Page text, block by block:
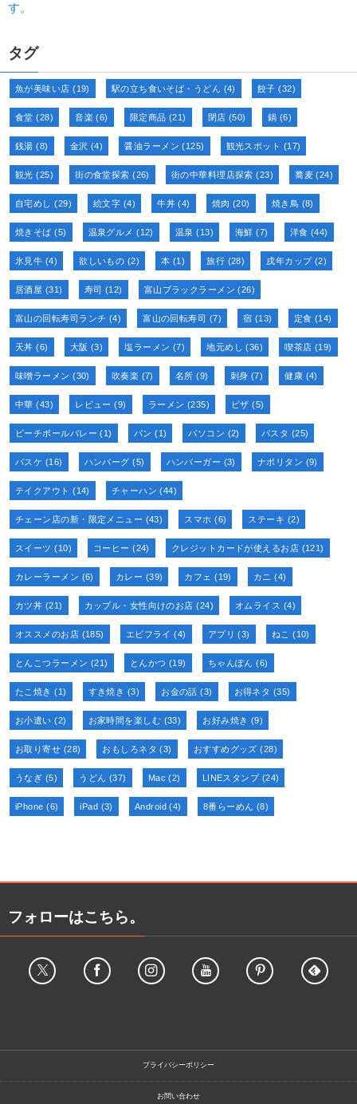
す。
タグ
魚が美味い店 (19) 駅の立ち食いそば・うどん (4) 餃子 (32)
食堂 (28) 音楽 (6) 限定商品 (21) 閉店 (50) 鍋 (6)
銭湯 (8) 金沢 (4) 醤油ラーメン (125) 観光スポット (17)
観光 (25) 街の食堂探索 (26) 街の中華料理店探索 (23) 蕎麦 (24)
自宅めし (29) 絵文字 (4) 牛丼(4) 焼肉 (20) 焼き鳥 (8)
焼きそば (5) 温泉グルメ (12) 温泉 (13) 海鮮 (7) 洋食 (44)
氷見牛 (4) 欲しいもの (2) 本 (1) 旅行 (28) 戌年カップ (2)
居酒屋 (31) 寿司 (12) 富山ブラックラーメン (26)
富山の回転寿司ランチ (4) 富山の回転寿司 (7) 宿 (13) 定食 (14)
天丼 (6) 大阪 (3) 塩ラーメン (7) 地元めし (36) 喫茶店 (19)
味噌ラーメン (30) 吹奏楽 (7) 名所 (9) 刺身 (7) 健康 (4)
中華 (43) レビュー (9) ラーメン (235) ピザ (5)
ビーチボールバレー (1) パン (1) パソコン (2) パスタ (25)
バスケ (16) ハンバーグ (5) ハンバーガー (3) ナポリタン (9)
テイクアウト (14) チャーハン (44)
チェーン店の新・限定メニュー (43) スマホ (6) ステーキ (2)
スイーツ (10) コーヒー (24) クレジットカードが使えるお店 (121)
カレーラーメン (6) カレー (39) カフェ (19) カニ (4)
カツ丼 (21) カップル・女性向けのお店 (24) オムライス (4)
オススメのお店 (185) エビフライ (4) アプリ (3) ねこ (10)
とんこつラーメン (21) とんかつ (19) ちゃんぽん (6)
たこ焼き (1) すき焼き (3) お金の話 (3) お得ネタ (35)
お小遣い (2) お家時間を楽しむ (33) お好み焼き (9)
お取り寄せ (28) おもしろネタ (3) おすすめグッズ (28)
うなぎ (5) うどん (37) Mac (2) LINEスタンプ (24)
iPhone (6) iPad (3) Android (4) 8番らーめん (8)
フォローはこちら。
プライバシーポリシー
お問い合わせ